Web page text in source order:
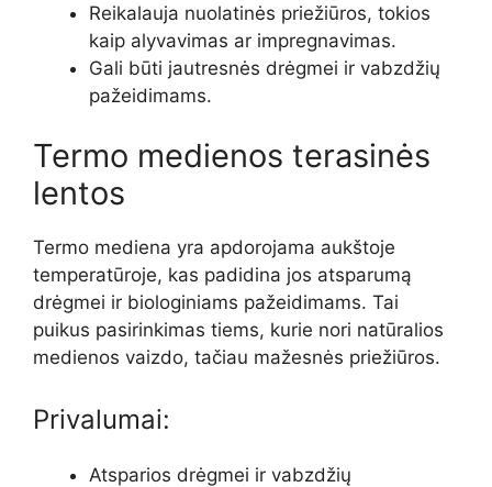
Reikalauja nuolatinės priežiūros, tokios
kaip alyvavimas ar impregnavimas.
Gali būti jautresnės drėgmei ir vabzdžių
pažeidimams.
Termo medienos terasinės
lentos
Termo mediena yra apdorojama aukštoje
temperatūroje, kas padidina jos atsparumą
drėgmei ir biologiniams pažeidimams. Tai
puikus pasirinkimas tiems, kurie nori natūralios
medienos vaizdo, tačiau mažesnės priežiūros.
Privalumai:
Atsparios drėgmei ir vabzdžių